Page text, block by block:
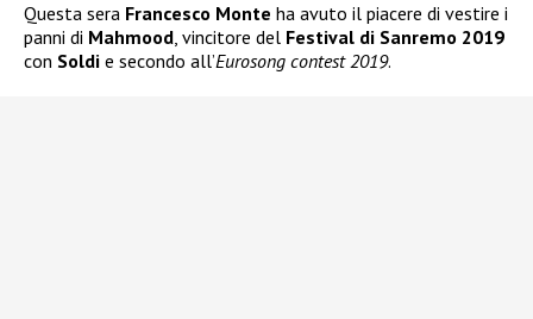
Questa sera Francesco Monte ha avuto il piacere di vestire i
panni di Mahmood, vincitore del Festival di Sanremo 2019
con Soldi e secondo all’Eurosong contest 2019.